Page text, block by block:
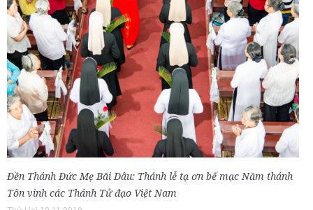
Đền Thánh Đức Mẹ Bãi Dâu: Thánh lễ tạ ơn bế mạc Năm thánh
Tôn vinh các Thánh Tử đạo Việt Nam